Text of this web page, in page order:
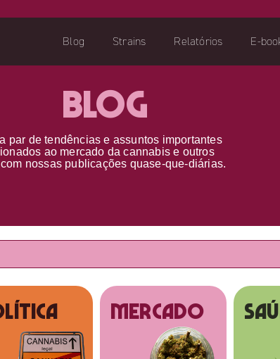
Blog Strains Relatórios E-
Blog
par detendências e assuntos importantes
ao mercado da cannabis e outros
com nossas publicações quase-que-diárias.
MERCADO